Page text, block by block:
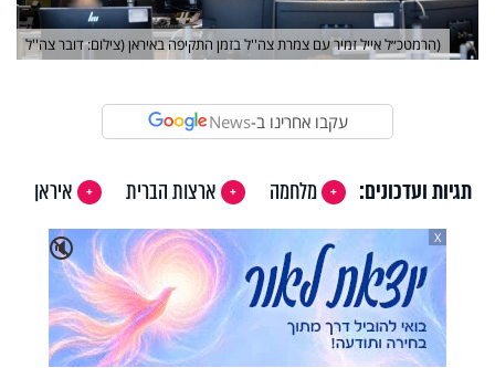
(הרמטכ״ל אייל זמיר עם צמרת צה''ל בזמן התקיפה באיראן (צילום: דובר צה''ל
עקבו אחרינו ב-News
תגיות ועדכונים: מלחמה ארצות הברית
איראן
🔇
X